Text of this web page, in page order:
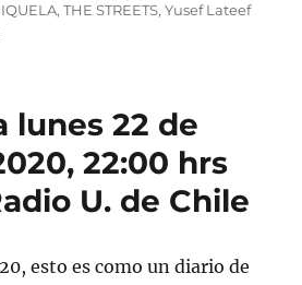
,THE STREETS,Yusef Lateef
lunes 22 de
22:00 hrs
U. de Chile
esto es como un diario de